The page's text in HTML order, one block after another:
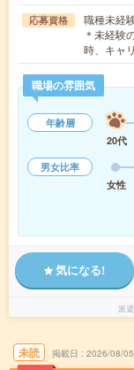
応募資格
職種未経
＊未経験
時、キャ
職場の雰囲気
年齢層
20代
男女比率
女性
気になる!
派
未読 掲載日 2026/08/05